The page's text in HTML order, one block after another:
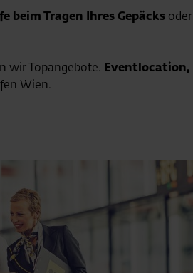
beim Tragen Ihres Gepäcks
wir Topangebote.
Wien.